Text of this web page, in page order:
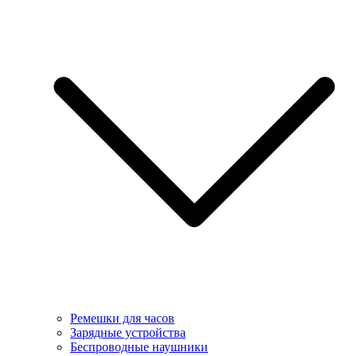
Ремешки для часов
Зарядные устройства
Беспроводные наушники